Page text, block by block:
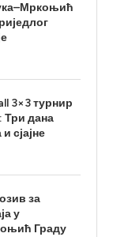
3×3 турнир
Три дана
сјајне
за
у
Граду